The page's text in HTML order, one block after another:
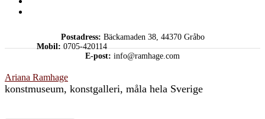
Postadress: Bäckamaden 38, 44370 Gråbo
Mobil:0705-420114
E-post: info@ramhage.com
Ariana Ramhage
konstmuseum, konstgalleri, måla hela Sverige